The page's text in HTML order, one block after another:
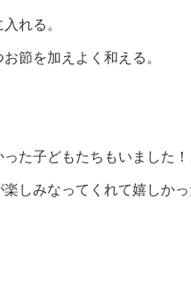
れる。
節を加えよく和える。
た子どもたちもいました
しみなってくれて嬉しかっ